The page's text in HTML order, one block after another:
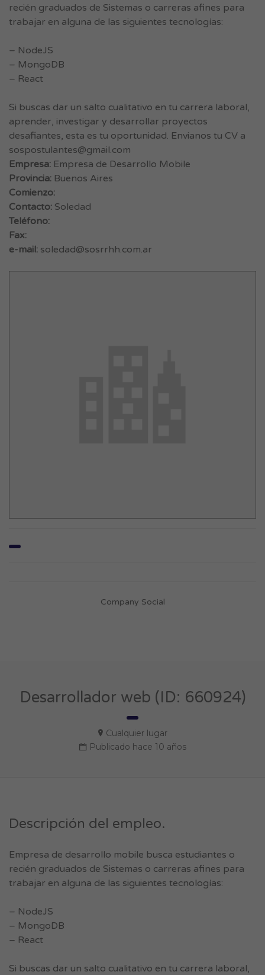
recién graduados de Sistemas o carreras afines para
trabajar en alguna de las siguientes tecnologías:
– NodeJS
– MongoDB
– React
Si buscas dar un salto cualitativo en tu carrera laboral,
aprender, investigar y desarrollar proyectos
desafiantes, esta es tu oportunidad. Envianos tu CV a
sospostulantes@gmail.com
Empresa: Empresa de Desarrollo Mobile
Provincia: Buenos Aires
Comienzo:
Contacto: Soledad
Teléfono:
Fax:
e-mail: soledad@sosrrhh.com.ar
Company Social
Desarrollador web (ID: 660924)
Cualquier lugar
Publicado hace 10 años
Descripción del empleo.
Empresa de desarrollo mobile busca estudiantes o
recién graduados de Sistemas o carreras afines para
trabajar en alguna de las siguientes tecnologías:
– NodeJS
– MongoDB
– React
Si buscas dar un salto cualitativo en tu carrera laboral,